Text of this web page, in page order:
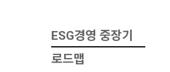
ESG경영 중장기
로드맵